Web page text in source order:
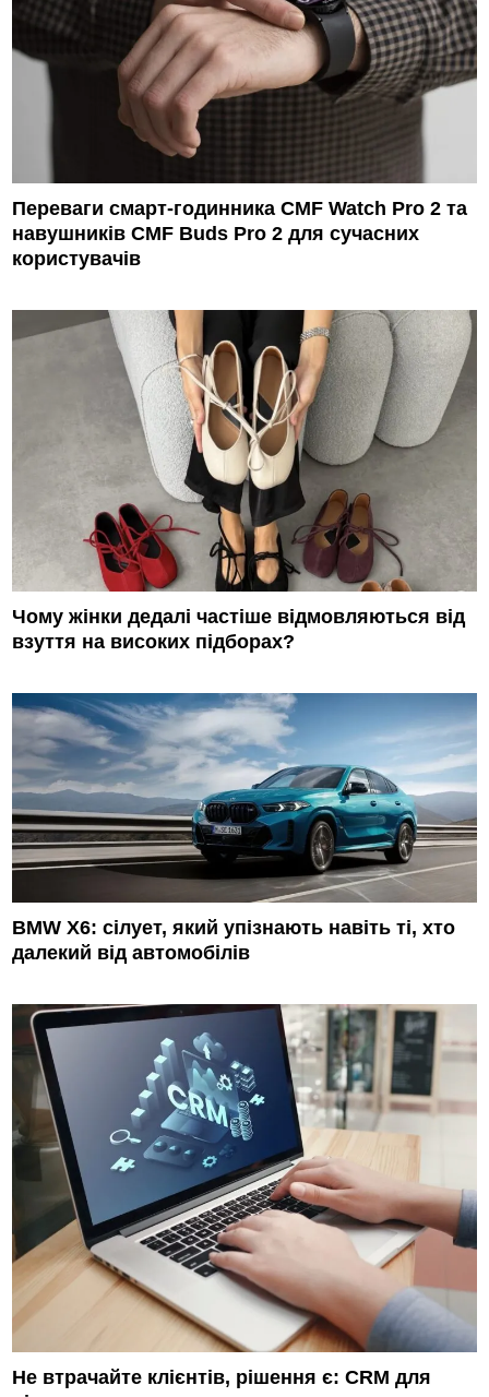
Переваги смарт-годинника CMF Watch Pro 2 та
навушників CMF Buds Pro 2 для сучасних
користувачів
Чому жінки дедалі частіше відмовляються від
взуття на високих підборах?
BMW X6: сілует, який упізнають навіть ті, хто
далекий від автомобілів
Не втрачайте клієнтів, рішення є: CRM для